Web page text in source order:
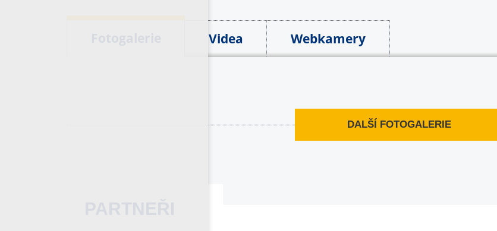
Videa Webkamery
DALŠÍ FOTOGALERIE